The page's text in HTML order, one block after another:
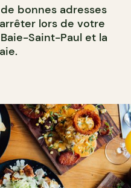
bonnes adresses
lors de votre
Saint-Paul et la